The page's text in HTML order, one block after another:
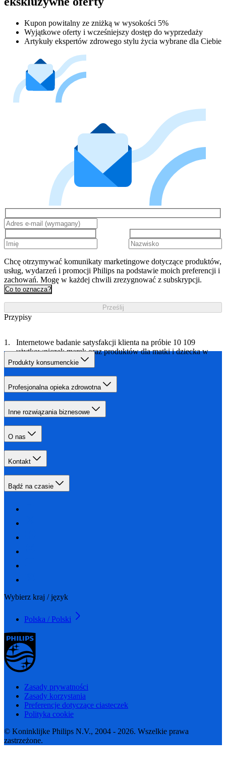
Kupon powitalny ze zniżką w wysokości 5%
Wyjątkowe oferty i wcześniejszy dostęp do wyprzedaży
Artykuły ekspertów zdrowego stylu życia wybrane dla Ciebie
Chcę otrzymywać komunikaty marketingowe dotyczące produktów,
usług, wydarzeń i promocji Philips na podstawie moich preferencji i
zachowań. Mogę w każdej chwili zrezygnować z subskrypcji.
Co to oznacza?
Prześlij
Przypisy
Internetowe badanie satysfakcji klienta na próbie 10 109
użytkowniczek marek oraz produktów dla matki i dziecka w
2023 roku.
Produkty konsumenckie
Profesjonalna opieka zdrowotna
Inne rozwiązania biznesowe
O nas
Kontakt
Bądź na czasie
Wybierz kraj / język
Polska / Polski
Zasady prywatności
Zasady korzystania
Preferencje dotyczące ciasteczek
Polityka cookie
© Koninklijke Philips N.V., 2004 - 2026. Wszelkie prawa
zastrzeżone.